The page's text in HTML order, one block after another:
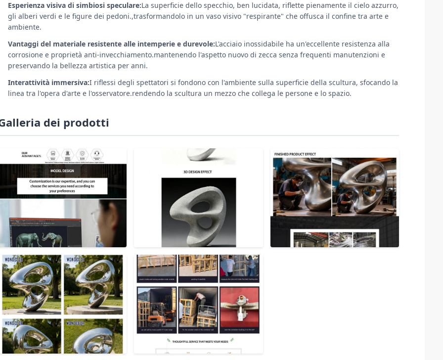
Esperienza visiva di simbiosi speculare:La superficie dello specchio, ben lucidata, riflette pienamente il cielo azzurro,
gli alberi verdi e le figure dei pedoni.,trasformandolo in un vaso visivo "respirante" che offusca il confine tra arte e
ambiente.
Vantaggi del materiale resistente alle intemperie e durevole:L'acciaio inossidabile ha un'eccellente resistenza alla
corrosione e proprietà anti-invecchiamento.mantenendo l'aspetto nuovo di zecca senza frequenti manutenzioni e
preservando la bellezza artistica per anni.
Interattività immersiva:I riflessi degli spettatori si fondono con l'ambiente sulla superficie della scultura, sfocando la
linea tra l'opera d'arte e l'osservatore.rendendo la scultura un mezzo che collega le persone e lo spazio.
dei prodotti